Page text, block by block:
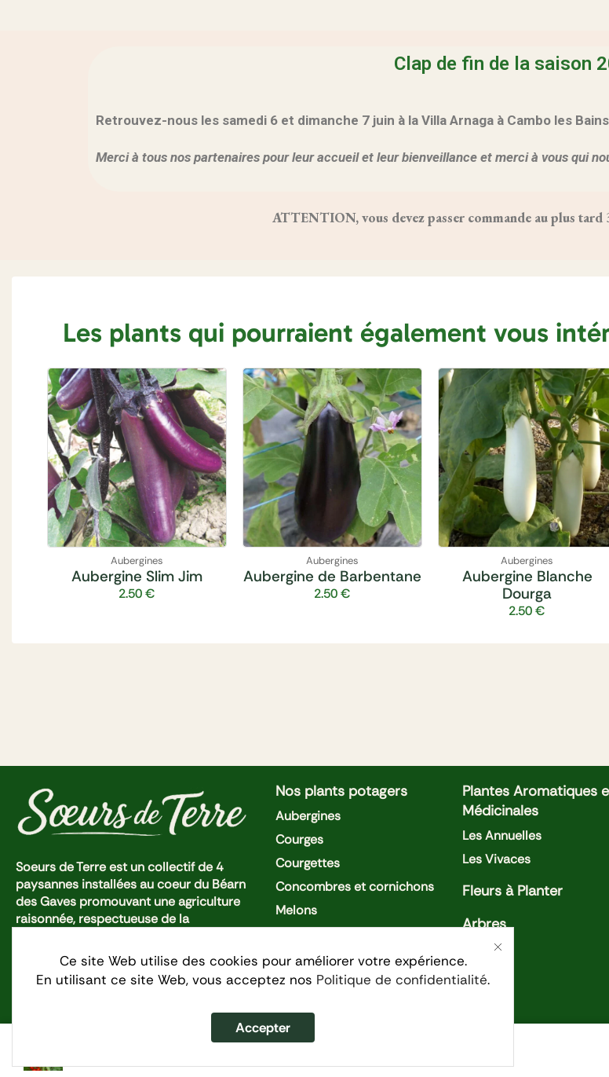
Clap de fin de la saison
Retrouvez-nous les samedi 6 et dimanche 7 juin à la Villa Arnaga à Cambo les
Merci à tous nos partenaires pour leur accueil et leur bienveillance et merci à vous qui
ATTENTION, vous devez passer commande au plus
Les plants qui pourraient également vous
Aubergines
Aubergine Slim Jim
2.50€
Aubergines
Aubergine de Barbentane
2.50€
Aubergines
Aubergine Blanche
Dourga
2.50€
Ce site Web utilise des cookies pour améliorer votre expérience.
En utilisant ce site Web, vous acceptez nos Politique de confidentialité.
Accepter
Soeurs de Terre est un collectif de 4
paysannes installées au coeur du Béarn
des Gaves promouvant une agriculture
raisonnée, respectueuse de la
de coopération.
Nos plants potagers
Aubergines
Courges
Courgettes
Concombres et cornichons
Melons
Pastèques
Tomates Cerises
Plantes Aromatiques
Médicinales
Les Annuelles
Les Vivaces
Fleurs à Planter
Arbres